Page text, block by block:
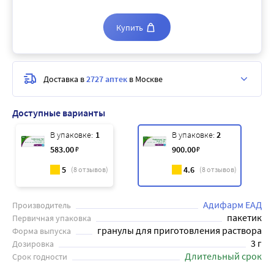
Доступные варианты
В упаковке: 1
583.00₽
5 (8отзывов)
В упаковке: 2
900.00₽
4.6 (8отзывов)
Производитель Адифарм ЕАД
Первичная упаковка пакетик
Форма выпуска гранулы для приготовления раствора
Дозировка 3 г
Срок годности Длительный срок
Купить
Доставка в2727 аптек в Москве